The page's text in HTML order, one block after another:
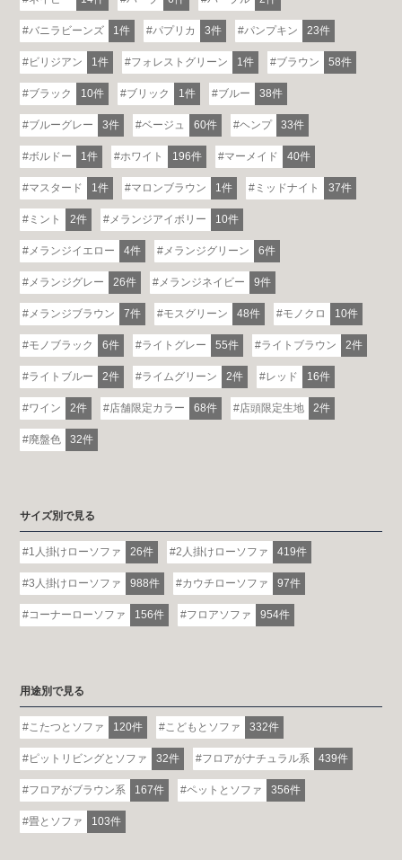
この機会にHAREMのソファをお試しくだ
さい。
※一部日時は予約制
バニラビーンズ 1件 パプリカ 3件 パンプキン 23件
ビリジアン 1件 フォレストグリーン 1件 ブラウン 58件
ブラック 10件 ブリック 1件 ブルー 38件
ブルーグレー 3件 ベージュ 60件 ヘンプ 33件
ボルドー 1件 ホワイト 196件 マーメイド 40件
マスタード 1件 マロンブラウン 1件 ミッドナイト 37件
ミント 2件 メランジアイボリー 10件
メランジイエロー 4件 メランジグリーン 6件
メランジグレー 26件 メランジネイビー 9件
メランジブラウン 7件 モスグリーン 48件 モノクロ 10件
モノブラック 6件 ライトグレー 55件 ライトブラウン 2件
ライトブルー 2件 ライムグリーン 2件 レッド 16件
ワイン 2件 店舗限定カラー 68件 店頭限定生地 2件
廃盤色 32件
サイズ別で見る
1人掛けローソファ 26件 2人掛けローソファ 419件
3人掛けローソファ 988件 カウチローソファ 97件
コーナーローソファ 156件 フロアソファ 954件
用途別で見る
こたつとソファ 120件 こどもとソファ 332件
ピットリビングとソファ 32件 フロアがナチュラル系 439件
フロアがブラウン系 167件 ペットとソファ 356件
畳とソファ 103件